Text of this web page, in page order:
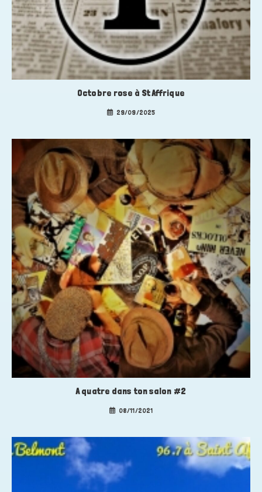
Octobre rose à St Affrique
29/09/2025
A quatre dans ton salon #2
08/11/2021